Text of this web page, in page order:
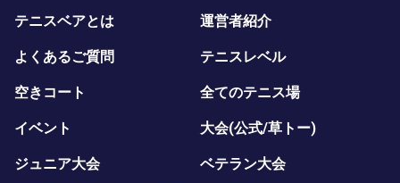
テニスベアとは 運営者紹介
よくあるご質問 テニスレベル
空きコート 全てのテニス場
イベント 大会(公式/草トー)
ジュニア大会 ベテラン大会